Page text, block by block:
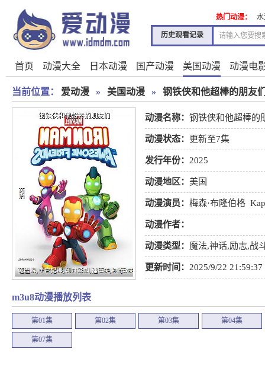
历史观看记录
热门动漫：
首页 动漫大全 日本动漫 国产动漫 美国动漫 动漫电
当前位置： 爱动漫 » 美国动漫 » 钢铁侠和他超棒的朋友
动漫名称： 钢铁侠和他超棒的
动漫状态： 更新至7集
发行年份： 2025
动漫地区： 美国
动漫演员： 梅森·布隆伯格
耶 Aidyn James Ahn
动漫作者：
动漫类型： 魔法,神话,励志,战
更新时间： 2025/9/22 21:59:37
m3u8动漫播放列表
第01集 第02集 第03集 第04集
第07集